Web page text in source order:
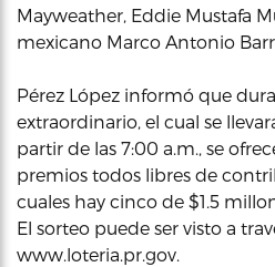
Mayweather, Eddie Mustafa
mexicano Marco Antonio
Pérez López informó que
extraordinario, el cual se
partir de las 7:00 a.m., se
premios todos libres de
cuales hay cinco de $1.5
El sorteo puede ser visto a
www.loteria.pr.gov.